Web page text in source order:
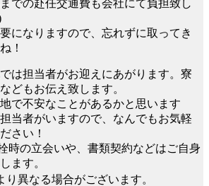
での赴任交通費も会社にて負担致し
になりますので、忘れずに取ってき
！
は担当者がお迎えにあがります。寮
どもお伝え致します。
で不安なことがあるかと思います
当者がいますので、なんでもお気軽
さい！
時の立会いや、書類契約などはご自身
ます。
り異なる場合がございます。